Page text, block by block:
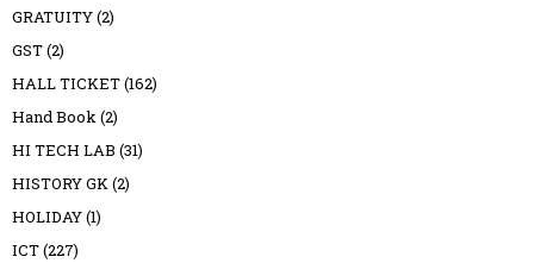
GRATUITY(2)
GST(2)
HALL TICKET(162)
Hand Book(2)
HI TECH LAB (31)
HISTORY GK(2)
HOLIDAY(1)
ICT(227)